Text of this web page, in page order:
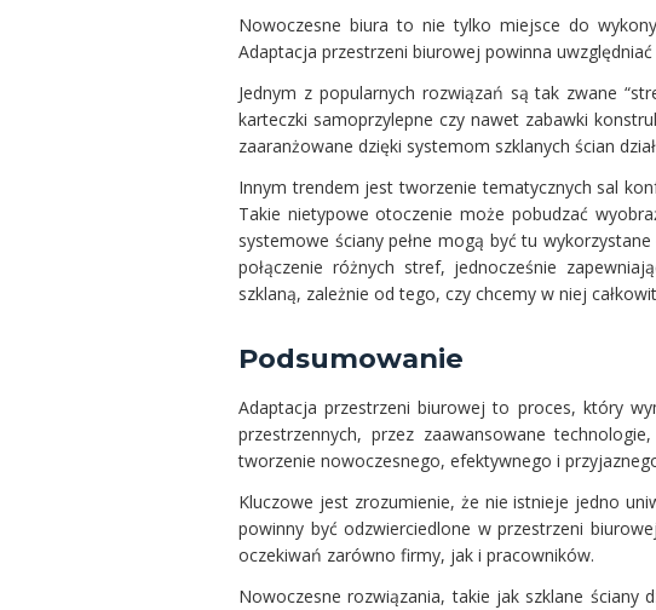
Nowoczesne biura to nie tylko miejsce do
Adaptacja przestrzeni biurowej powinna
Jednym z popularnych rozwiązań są tak zwane
karteczki samoprzylepne czy nawet zabawki
zaaranżowane dzięki systemom szklanych ścian
Innym trendem jest tworzenie tematycznych sal
Takie nietypowe otoczenie może pobudzać
systemowe ściany pełne mogą być tu
połączenie różnych stref, jednocześnie
szklaną, zależnie od tego, czy chcemy w niej
Podsumowanie
Adaptacja przestrzeni biurowej to proces, który
przestrzennych, przez zaawansowane
tworzenie nowoczesnego, efektywnego i
Kluczowe jest zrozumienie, że nie istnieje jedno
powinny być odzwierciedlone w przestrzeni
oczekiwań zarówno firmy, jak i pracowników.
Nowoczesne rozwiązania, takie jak szklane ściany